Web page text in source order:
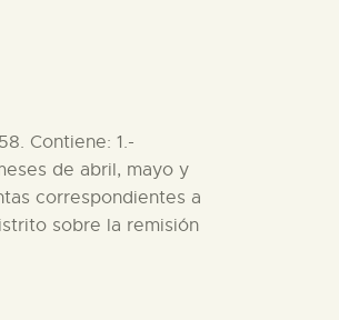
Contiene: 1.-
de abril, mayo y
correspondientes a
sobre la remisión